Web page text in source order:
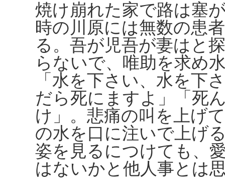
焼け崩れた家で路は塞
時の川原には無数の患
る。吾が児吾が妻はと
らないで、唯助を求め
「水を下さい、水を下
だら死にますよ」「死
け」。悲痛の叫を上げ
の水を口に注いで上げ
姿を見るにつけても、
はないかと他人事とは